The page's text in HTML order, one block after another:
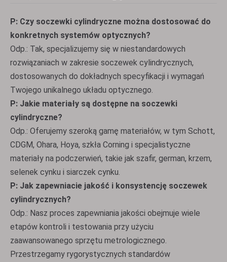
P: Czy soczewki cylindryczne można dostosować do
konkretnych systemów optycznych?
Odp.: Tak, specjalizujemy się w niestandardowych
rozwiązaniach w zakresie soczewek cylindrycznych,
dostosowanych do dokładnych specyfikacji i wymagań
Twojego unikalnego układu optycznego.
P: Jakie materiały są dostępne na soczewki
cylindryczne?
Odp.: Oferujemy szeroką gamę materiałów, w tym Schott,
CDGM, Ohara, Hoya, szkła Corning i specjalistyczne
materiały na podczerwień, takie jak szafir, german, krzem,
selenek cynku i siarczek cynku.
P: Jak zapewniacie jakość i konsystencję soczewek
cylindrycznych?
Odp.: Nasz proces zapewniania jakości obejmuje wiele
etapów kontroli i testowania przy użyciu
zaawansowanego sprzętu metrologicznego.
Przestrzegamy rygorystycznych standardów